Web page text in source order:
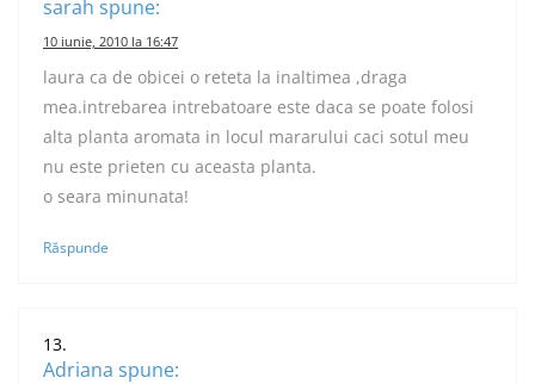
sarah spune:
10 iunie, 2010 la 16:47
laura ca de obicei o reteta la inaltimea ,draga
mea.intrebarea intrebatoare este daca se poate folosi
alta planta aromata in locul mararului caci sotul meu
nu este prieten cu aceasta planta.
o seara minunata!
Răspunde
Adriana spune: